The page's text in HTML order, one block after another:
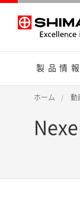
製品情報
ホーム 動